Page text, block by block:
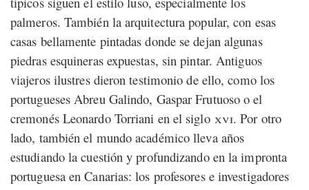
palmeros. También la arquitectura popular, con esas
casas bellamente pintadas donde se dejan algunas
piedras esquineras expuestas, sin pintar. Antiguos
viajeros ilustres dieron testimonio de ello, como los
portugueses Abreu Galindo, Gaspar Frutuoso o el
cremonés Leonardo Torriani en el siglo xvi. Por otro
lado, también el mundo académico lleva años
estudiando la cuestión y profundizando en la impronta
portuguesa en Canarias: los profesores e investigadores